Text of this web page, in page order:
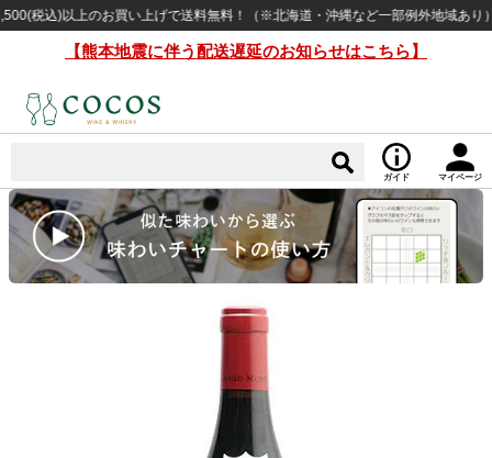
以上のお買い上げで送料無料！（※北海道・沖縄など一部例外地域あり）
【熊本地震に伴う配送遅延のお知らせはこちら】
ガイド マイページ